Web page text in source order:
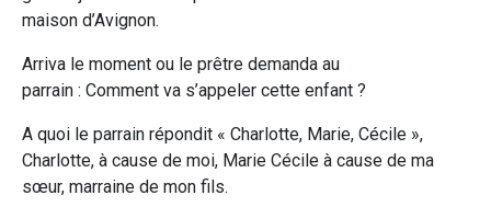
maison d’Avignon.
Arriva le moment ou le prêtre demanda au
parrain : Comment va s’appeler cette enfant ?
A quoi le parrain répondit « Charlotte, Marie, Cécile »,
Charlotte, à cause de moi, Marie Cécile à cause de ma
sœur, marraine de mon fils.